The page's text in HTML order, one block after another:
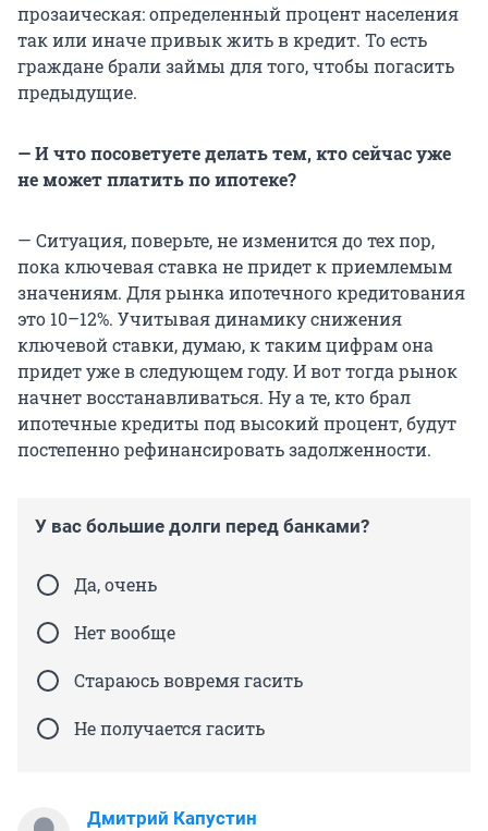
прозаическая: определенный процент населения
так или иначе привык жить в кредит. То есть
граждане брали займы для того, чтобы погасить
предыдущие.
— И что посоветуете делать тем, кто сейчас уже
не может платить по ипотеке?
— Ситуация, поверьте, не изменится до тех пор,
пока ключевая ставка не придет к приемлемым
значениям. Для рынка ипотечного кредитования
это 10–12%. Учитывая динамику снижения
ключевой ставки, думаю, к таким цифрам она
придет уже в следующем году. И вот тогда рынок
начнет восстанавливаться. Ну а те, кто брал
ипотечные кредиты под высокий процент, будут
постепенно рефинансировать задолженности.
У вас большие долги перед банками?
Да, очень
Нет вообще
Стараюсь вовремя гасить
Не получается гасить
Дмитрий Капустин